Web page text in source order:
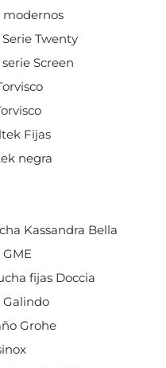
modernos
Twenty
Screen
Fijas
negra
Kassandra Bella
fijas Doccia
Galindo
Grohe